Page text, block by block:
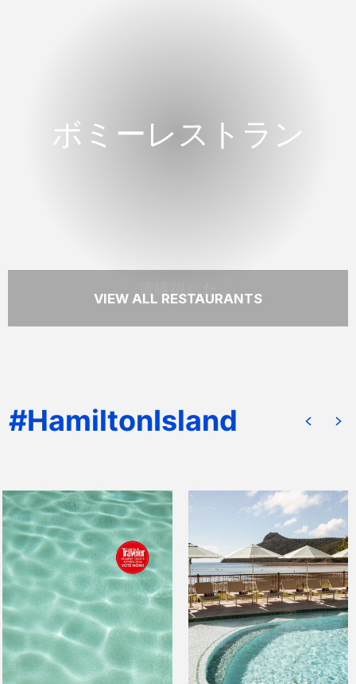
賞獲得した
ボミーレストラン
季節のメニューをそろえた水辺のボミーレス
VIEW ALL RESTAURANTS